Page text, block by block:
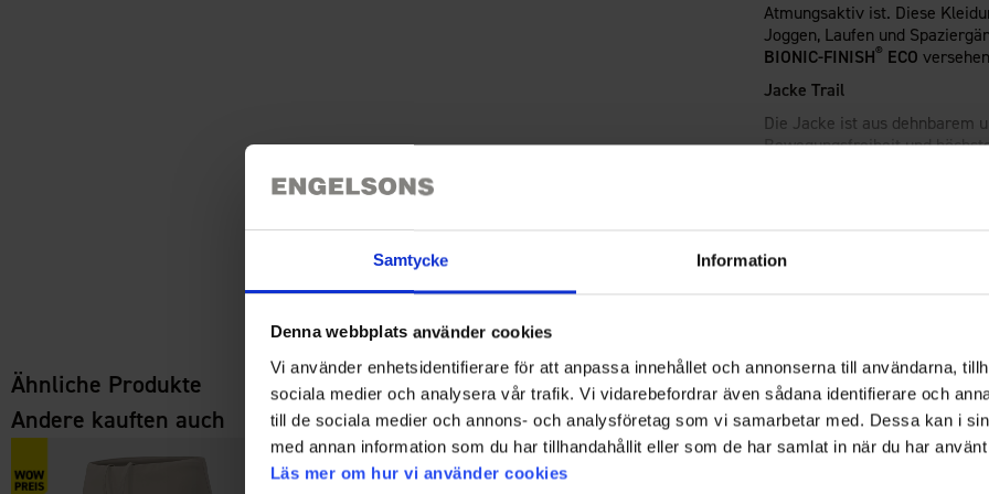
Samtycke Information
Denna webbplats använder cookies
Vi använder enhetsidentifierare för att anpassa innehållet och annonserna till användarna,
sociala medier och analysera vår trafik. Vi vidarebefordrar även sådana identifierare och
till de sociala medier och annons- och analysföretag som vi samarbetar med. Dessa kan i
med annan information som du har tillhandahållit eller som de har samlat in när du har
Läs mer om hur vi använder cookies
Atmungsaktiv ist. Diese
Joggen, Laufen und
BIONIC-FINISH® ECO
Jacke Trail
Die Jacke ist aus dehnbarem
Bewegungsfreiheit und
schützt und gleichzeitig
eine winddichte Vorderseite
extra dehnbare und
Bewegungsfreiheit zu
Die Jacke hat zwei verdeckte
Hose Trail
Vorderseite mit einer
dehnbar und hat eine weiche,
Zwei praktische
gummierte Innenseite am
Ähnliche Produkte
Andere kauften auch